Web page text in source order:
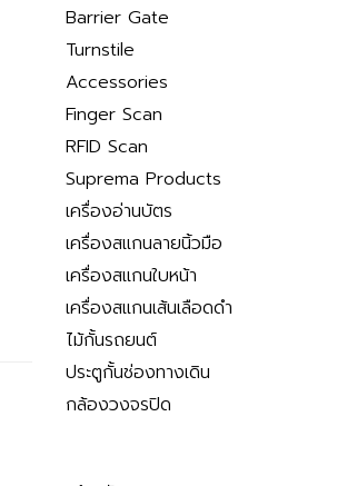
Barrier Gate
Turnstile
Accessories
Finger Scan
RFID Scan
Suprema Products
เครื่องอ่านบัตร
เครื่องสแกนลายนิ้วมือ
เครื่องสแกนใบหน้า
เครื่องสแกนเส้นเลือดดำ
ไม้กั้นรถยนต์
ประตูกั้นช่องทางเดิน
กล้องวงจรปิด